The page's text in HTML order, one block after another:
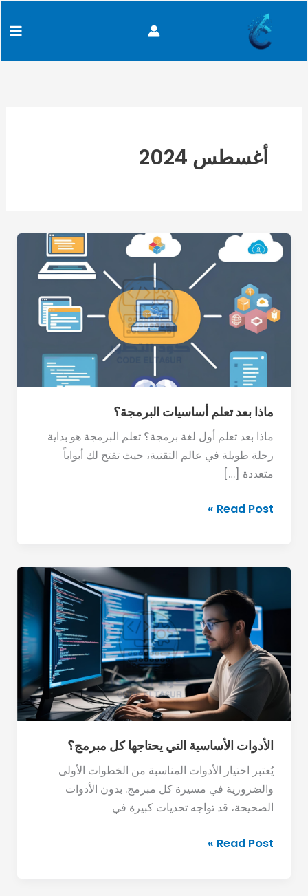
أغسطس 2024
ماذا بعد تعلم أساسيات البرمجة؟
ماذا بعد تعلم أول لغة برمجة؟ تعلم البرمجة هو بداية
رحلة طويلة في عالم التقنية، حيث تفتح لك أبواباً
متعددة […]
ماذا
بعد
أساسيات
البرمجة؟
Read Post »
الأدوات الأساسية التي يحتاجها كل مبرمج؟
يُعتبر اختيار الأدوات المناسبة من الخطوات الأولى
والضرورية في مسيرة كل مبرمج. بدون الأدوات
الصحيحة، قد تواجه تحديات كبيرة في
الأساسية
التي
يحتاجها
كل
مبرمج؟
Read Post »